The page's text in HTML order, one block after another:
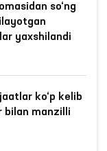
so‘ng
yaxshilandi
ko‘p kelib
bilan manzilli